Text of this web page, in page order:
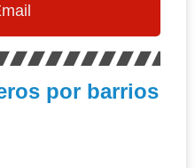
por barrios